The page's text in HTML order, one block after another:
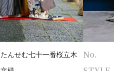
たんせむ七十一番桜立木
No.